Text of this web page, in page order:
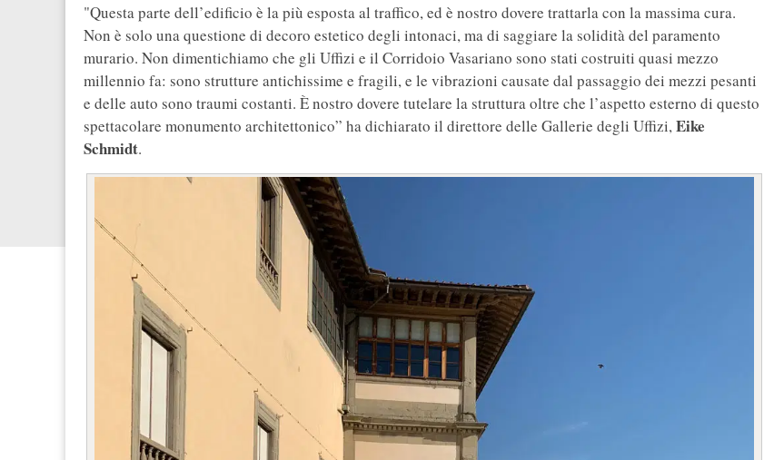
"Questa parte dell’edificio è la più esposta al traffico, ed è nostro dovere trattarla con la massima cura.
Non è solo una questione di decoro estetico degli intonaci, ma di saggiare la solidità del paramento
murario. Non dimentichiamo che gli Uffizi e il Corridoio Vasariano sono stati costruiti quasi mezzo
millennio fa: sono strutture antichissime e fragili, e le vibrazioni causate dal passaggio dei mezzi pesanti
e delle auto sono traumi costanti. È nostro dovere tutelare la struttura oltre che l’aspetto esterno di questo
spettacolare monumento architettonico” ha dichiarato il direttore delle Gallerie degli Uffizi,Eike
Schmidt.